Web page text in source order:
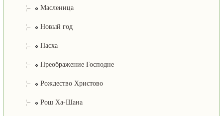
¦– Масленица
¦– Новый год
¦– Пасха
¦– Преображение Господне
¦– Рождество Христово
¦– Рош Ха-Шана